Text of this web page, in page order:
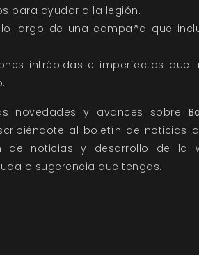
para ayudar a la legión.
largo de una campaña que
intrépidas e imperfectas que
novedades y avances sobre
al boletín de noticias
de noticias y desarrollo de la
o sugerencia que tengas.